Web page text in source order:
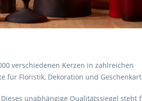
verschiedenen Kerzen in zahlreichen
für Floristik, Dekoration und
Dieses unabhängige Qualitätssiegel steht